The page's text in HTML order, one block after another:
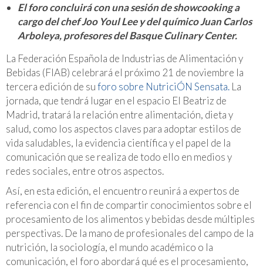
El foro concluirá con una sesión de showcooking a
cargo del chef Joo Youl Lee y del químico Juan Carlos
Arboleya, profesores del Basque Culinary Center.
La Federación Española de Industrias de Alimentación y
Bebidas (FIAB) celebrará el próximo 21 de noviembre la
tercera edición de suforo sobre NutriciÓN Sensata. La
jornada, que tendrá lugar en el espacio El Beatriz de
Madrid, tratará la relación entre alimentación, dieta y
salud, como los aspectos claves para adoptar estilos de
vida saludables, la evidencia científica y el papel de la
comunicación que se realiza de todo ello en medios y
redes sociales, entre otros aspectos.
Así, en esta edición, el encuentro reunirá a expertos de
referencia con el fin de compartir conocimientos sobre el
procesamiento de los alimentos y bebidas desde múltiples
perspectivas. De la mano de profesionales del campo de la
nutrición, la sociología, el mundo académico o la
comunicación, el foro abordará qué es el procesamiento,